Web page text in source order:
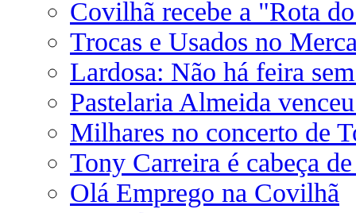
Covilhã recebe a "Rota
Trocas e Usados no
Lardosa: Não há feira
Pastelaria Almeida
Milhares no concerto de
Tony Carreira é cabeça
Olá Emprego na Covilhã